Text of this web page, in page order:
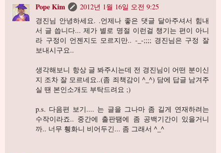
Pope Kim
2012년 1월 16일 오전 9:25
경진님 안녕하세요. .언제나 좋은 댓글 달아주셔서 힘내
서 글 씁니다... 제가 별로 명절 이런걸 챙기는 편이 아니
라 구정이 언젠지도 모르지만.. -_-;;;; 경진님은 구정 잘
보내시구요..
생각해보니 항상 글 봐주시는데 전 경진님이 어떤 분이신
지 조차 잘 모르네요..(좀 죄책감이 ^_^) 담에 답글 남겨주
실 땐 본인소개도 부탁드려요 ;)
p.s. 다음편 보기.... 는 글을 그나마 좀 길게 연재하려는
수작이라죠.. 중간에 출판땜에 좀 공백기간이 있을거니
까.. 너무 휑화니 비어두긴... 좀 그래서 ^_^